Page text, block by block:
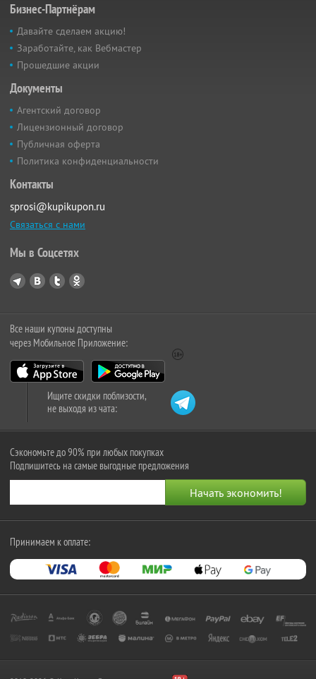
Бизнес-Партнёрам
Давайте сделаем акцию!
Заработайте, как Вебмастер
Прошедшие акции
Документы
Агентский договор
Лицензионный договор
Публичная оферта
Политика конфиденциальности
Контакты
sprosi@kupikupon.ru
Связаться с нами
Мы в Соцсетях
Все наши купоны доступны
через Мобильное Приложение:
Ищите скидки поблизости,
не выходя из чата:
Сэкономьте до 90% при любых покупках
Подпишитесь на самые выгодные предложения
Принимаем к оплате: